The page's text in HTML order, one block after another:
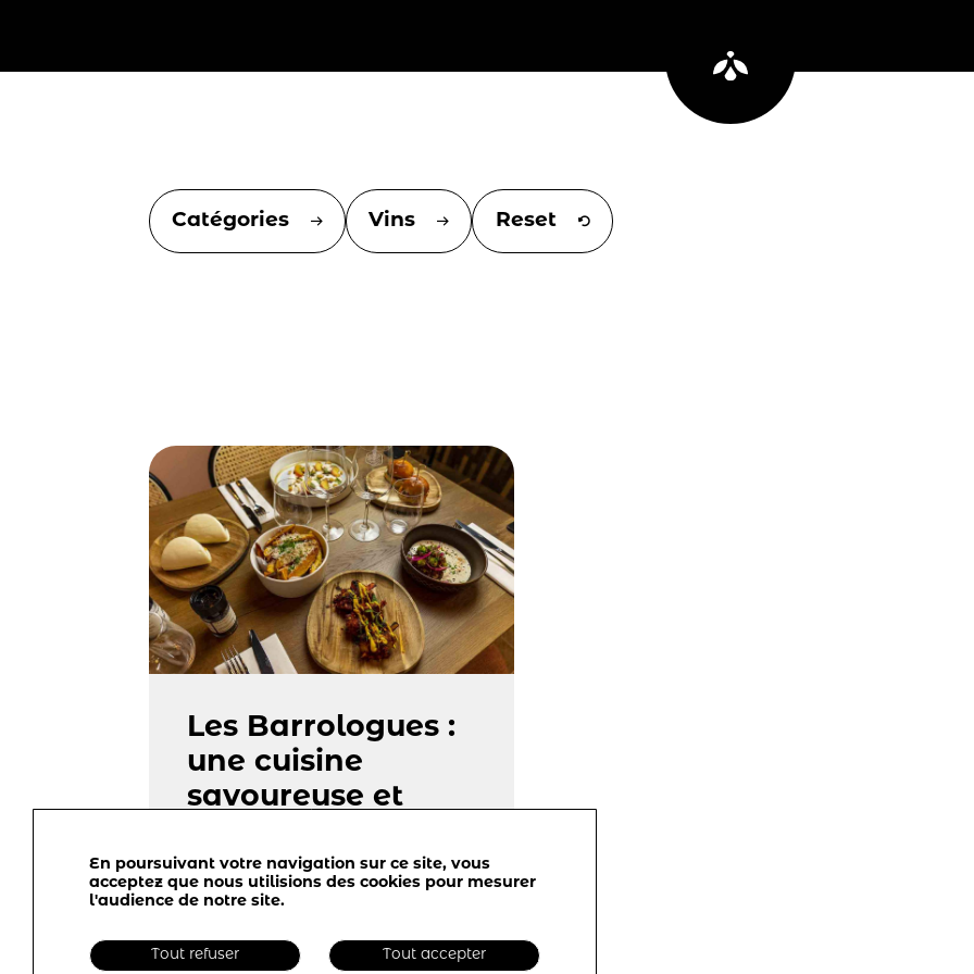
Catégories Vins Reset
Les Barrologues :
une cuisine
savoureuse et
11-10-2023
En poursuivant votre navigation sur ce site, vous
acceptez que nous utilisions des cookies pour mesurer
l'audience de notre site.
Tout refuser Tout accepter